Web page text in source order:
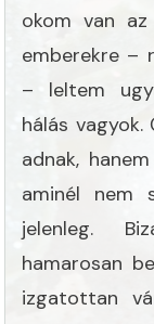
okom van
emberekre –
– leltem
hálás
adnak,
aminél nem
jelenleg.
hamarosan
izgatottan